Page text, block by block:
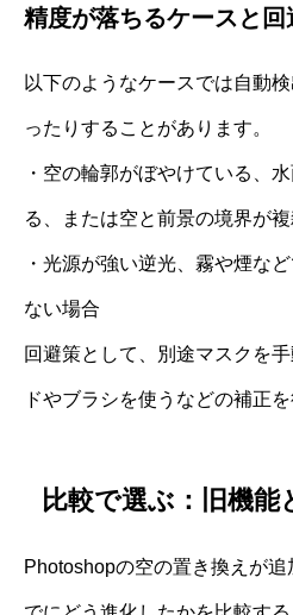
精度が落ちるケースと回
以下のようなケースでは自動
ったりすることがあります。
・空の輪郭がぼやけている、
る、または空と前景の境界が
・光源が強い逆光、霧や煙な
ない場合
回避策として、別途マスクを
ドやブラシを使うなどの補正を
比較で選ぶ：旧機能
Photoshopの空の置き換えが